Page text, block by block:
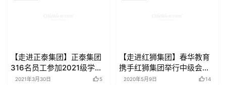
【走进正泰集团】正泰集团
316名员工参加2021级学历
进修
2021年3月30日 5
【走进红狮集团】春华教育
携手红狮集团举行中级会计
培训
2020年5月9日 14